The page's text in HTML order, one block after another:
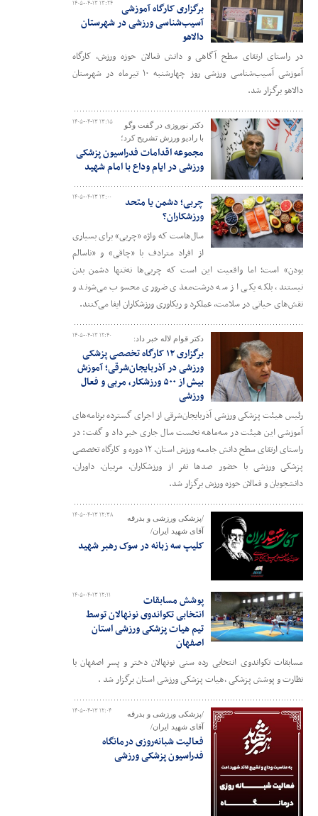
۱۴۰۵-۰۴-۱۳ ۱۳:۲۴
برگزاری کارگاه آموزشی
آسیب‌شناسی ورزشی در شهرستان
دالاهو
در راستای ارتقای سطح آگاهی و دانش فعالان حوزه ورزش، کارگاه
آموزشی آسیب‌شناسی ورزشی روز چهارشنبه ۱۰ تیرماه در شهرستان
دالاهو برگزار شد.
۱۴۰۵-۰۴-۱۳ ۱۳:۱۵
دکتر نوروزی در گفت وگو
با رادیو ورزش تشریح کرد؛
مجموعه اقدامات فدراسیون پزشکی
ورزشی در ایام وداع با امام شهید
۱۴۰۵-۰۴-۱۳ ۱۳:۰۰
چربی؛ دشمن یا متحد
ورزشکاران؟
سال‌هاست که واژه «چربی» برای بسیاری
از افراد مترادف با «چاقی» و «ناسالم
بودن» است؛ اما واقعیت این است که چربی‌ها نه‌تنها دشمن بدن
نیستند، بلکه یکی از سه درشت‌مغذی ضروری محسوب می‌شوند و
نقش‌های حیاتی در سلامت، عملکرد و ریکاوری ورزشکاران ایفا می‌کنند.
۱۴۰۵-۰۴-۱۳ ۱۲:۴۰ دکتر قوام لاله خبر داد:
برگزاری ۱۲ کارگاه تخصصی پزشکی
ورزشی در آذربایجان‌شرقی؛ آموزش
بیش از ۵۰۰ ورزشکار، مربی و فعال
ورزشی
رئیس هیئت پزشکی ورزشی آذربایجان‌شرقی از اجرای گسترده برنامه‌های
آموزشی این هیئت در سه‌ماهه نخست سال جاری خبر داد و گفت: در
راستای ارتقای سطح دانش جامعه ورزش استان، ۱۲ دوره و کارگاه تخصصی
پزشکی ورزشی با حضور صدها نفر از ورزشکاران، مربیان، داوران،
دانشجویان و فعالان حوزه ورزش برگزار شد.
۱۴۰۵-۰۴-۱۳ ۱۲:۳۸
/پزشکی ورزشی و بدرقه
آقای شهید ایران/
کلیپ سه زبانه در سوک رهبر شهید
۱۴۰۵-۰۴-۱۳ ۱۲:۱۱
پوشش مسابقات
انتخابی تکواندوی نونهالان توسط
تیم هیات پزشکی ورزشی استان
اصفهان
مسابقات تکواندوی انتخابی رده سنی نونهالان دختر و پسر اصفهان با
نظارت و پوشش پزشکی ،هیات پزشکی ورزشی استان برگزار شد .
۱۴۰۵-۰۴-۱۳ ۱۲:۰۴
/پزشکی ورزشی و بدرقه
آقای شهید ایران/
فعالیت شبانه‌روزی درمانگاه
فدراسیون پزشکی ورزشی